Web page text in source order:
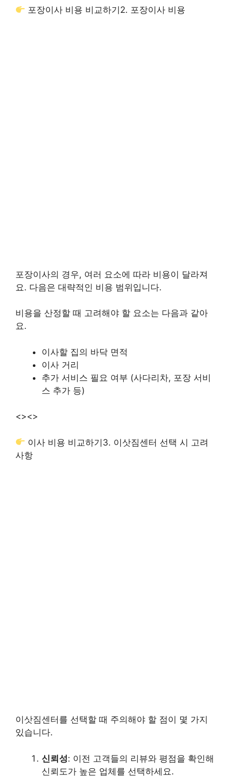
포장이사 비용 비교하기 2. 포장이사 비용
포장이사의 경우, 여러 요소에 따라 비용이 달라져
요. 다음은 대략적인 비용 범위입니다.
비용을 산정할 때 고려해야 할 요소는 다음과 같아
요.
이사할 집의 바닥 면적
이사 거리
추가 서비스 필요 여부 (사다리차, 포장 서비
스 추가 등)
<><>
이사 비용 비교하기3. 이삿짐센터 선택 시 고려
사항
이삿짐센터를 선택할 때 주의해야 할 점이 몇 가지
있습니다.
신뢰성: 이전 고객들의 리뷰와 평점을 확인해
신뢰도가 높은 업체를 선택하세요.